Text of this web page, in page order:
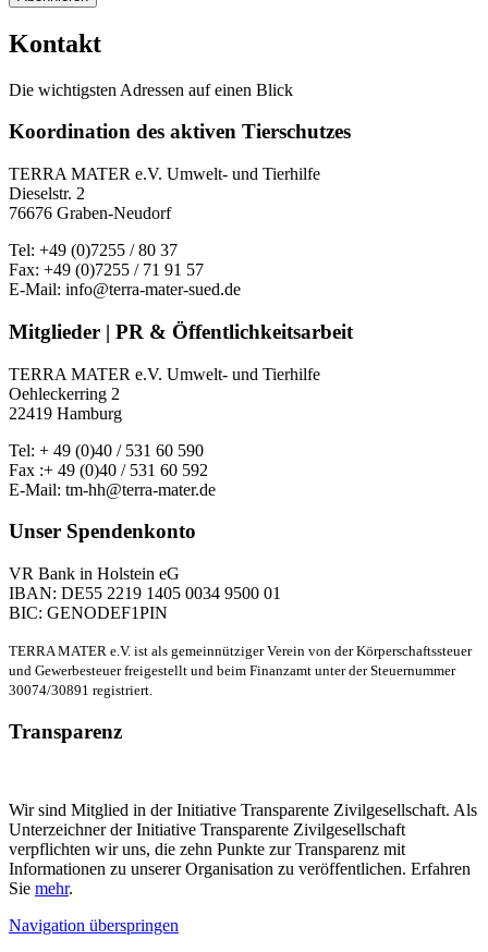
Kontakt
Die wichtigsten Adressen auf einen Blick
Koordination des aktiven Tierschutzes
TERRA MATER e.V. Umwelt- und Tierhilfe
Dieselstr. 2
76676 Graben-Neudorf
Tel: +49 (0)7255 / 80 37
Fax: +49 (0)7255 / 71 91 57
E-Mail: info@terra-mater-sued.de
Mitglieder | PR & Öffentlichkeitsarbeit
TERRA MATER e.V. Umwelt- und Tierhilfe
Oehleckerring 2
22419 Hamburg
Tel: + 49 (0)40 / 531 60 590
Fax :+ 49 (0)40 / 531 60 592
E-Mail: tm-hh@terra-mater.de
Unser Spendenkonto
VR Bank in Holstein eG
IBAN: DE55 2219 1405 0034 9500 01
BIC: GENODEF1PIN
TERRA MATER e.V. ist als gemeinnütziger Verein von der Körperschaftssteuer
und Gewerbesteuer freigestellt und beim Finanzamt unter der Steuernummer
30074/30891 registriert.
Transparenz
Wir sind Mitglied in der Initiative Transparente Zivilgesellschaft. Als
Unterzeichner der Initiative Transparente Zivilgesellschaft
verpflichten wir uns, die zehn Punkte zur Transparenz mit
Informationen zu unserer Organisation zu veröffentlichen. Erfahren
Sie mehr.
Navigation überspringen